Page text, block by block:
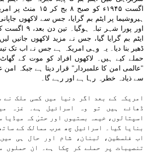
اگست ۱۹۴۵ء کو صبح ۸
ہیروشیما پر ایٹم بم گرایا، جس سے لاکھوں
اور پورا شہر
ایٹم بم گرایا گیا، جس نے مزید لاکھوں جانیں
ڈھیر بنا دیا۔ یہ وہی امریکہ ہے جس نے اب تک
حملے کیے ہیں۔ لاکھوں افراد کو موت کے گھاٹ
"عالمی امن کا علمبردار" قرار دیتا ہے جبکہ
سے ذیادہ خطرہ رہا ہے اور رہے گا۔
امریکہ کے بعد اگر دنیا میں کسی ملک نے
ڈھائے ہیں تو وہ اسرائیل ہے۔ غزہ
اسپتالوں، خیمہ بستیوں اور حتیٰ کہ میڈیا
بنایا گیا۔ اسرائیل چھ عرب ممالک کے
اب فلسطین، لبنان، شام اور حال ہی
تنصیبات پر حملے کر چکا ہے۔ ان حملوں